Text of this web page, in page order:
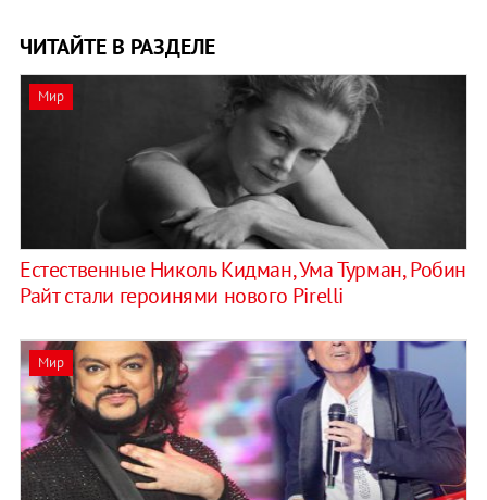
ЧИТАЙТЕ В РАЗДЕЛЕ
Мир
Естественные Николь Кидман, Ума Турман, Робин
Райт стали героинями нового Pirelli
Мир